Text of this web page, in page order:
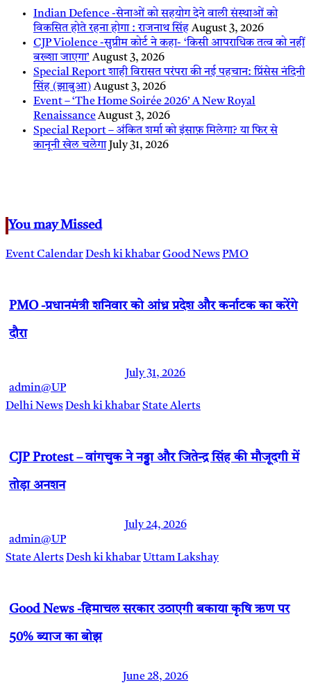
Indian Defence -सेनाओं को सहयोग देने वाली संस्थाओं को
विकसित होते रहना होगा : राजनाथ सिंह August 3, 2026
CJP Violence -सुप्रीम कोर्ट ने कहा- ‘किसी आपराधिक तत्व को नहीं
बख्शा जाएगा’ August 3, 2026
Special Report शाही विरासत परंपरा की नई पहचान: प्रिंसेस नंदिनी
सिंह (झाबुआ) August 3, 2026
Event – ‘The Home Soirée 2026’ A New Royal
RenaissanceAugust 3, 2026
Special Report – अंकित शर्मा को इंसाफ़ मिलेगा? या फिर से
कानूनी खेल चलेगा July 31, 2026
You may Missed
Event CalendarDesh ki khabarGood NewsPMO
PMO -प्रधानमंत्री शनिवार को आंध्र प्रदेश और कर्नाटक का करेंगे
दौरा
July 31, 2026
admin@UP
Delhi NewsDesh ki khabarState Alerts
CJP Protest – वांगचुक ने नड्डा और जितेन्द्र सिंह की मौजूदगी में
तोड़ा अनशन
July 24, 2026
admin@UP
State AlertsDesh ki khabar Uttam Lakshay
Good News -हिमाचल सरकार उठाएगी बकाया कृषि ऋण पर
50% ब्याज का बोझ
June 28, 2026